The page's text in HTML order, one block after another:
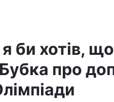
би хотів,
про